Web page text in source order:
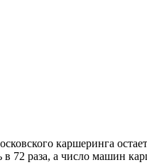
каршеринга
в 72 раза, а число машин